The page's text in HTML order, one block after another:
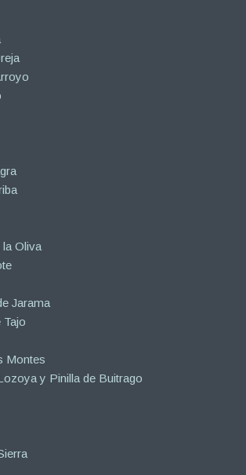
la Oliva
Jarama
Tajo
Montes
y Pinilla de Buitrago